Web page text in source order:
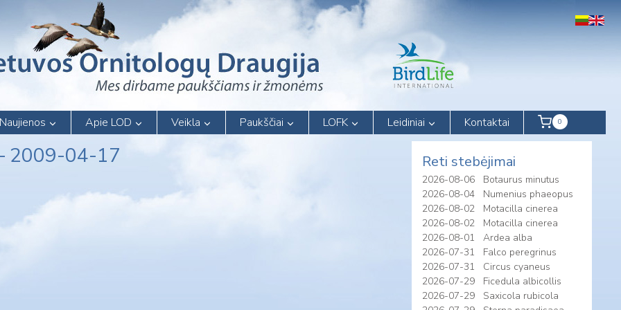
Naujienos Apie LOD Veikla Paukščiai LOFK Leidiniai Kontaktai 0
2009-04-17 Reti stebėjimai
2026-08-06
Botaurus minutus
2026-08-04
Numenius phaeopus
2026-08-02
Motacilla cinerea
2026-08-02
Motacilla cinerea
2026-08-01
Ardea alba
2026-07-31
Falco peregrinus
2026-07-31
Circus cyaneus
2026-07-29
Ficedula albicollis
2026-07-29
Saxicola rubicola